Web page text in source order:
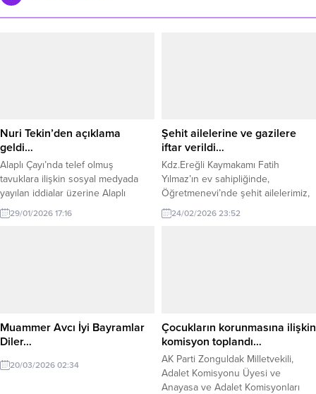
Nuri Tekin’den açıklama
geldi…
Alaplı Çayı’nda telef olmuş
tavuklara ilişkin sosyal medyada
yayılan iddialar üzerine Alaplı
Belediyesi açıklama yaptı. Belediye
Başkanı Nuri Tekin, içme ve
Çayı’nda telef olmuş tavuklara
ilişkin paylaşımların ardından,...
29/01/2026 17:16
Şehit ailelerine ve gazilere
iftar verildi…
Kdz.Ereğli Kaymakamı Fatih
Yılmaz’ın ev sahipliğinde,
Öğretmenevi’nde şehit ailelerimiz,
gazilerimiz ve gazi yakınlarımızın
katılımıyla iftar programı
tacı olduğunu vurguladı. Gazilerin
cesaret ve fedakârlıklarıyla milletin
gönlünde...
24/02/2026 23:52
Muammer Avcı İyi Bayramlar
Diler…
20/03/2026 02:34
Çocukların korunmasına ilişkin
komisyon toplandı…
AK Parti Zonguldak Milletvekili,
Adalet Komisyonu Üyesi ve
Anayasa ve Adalet Komisyonları